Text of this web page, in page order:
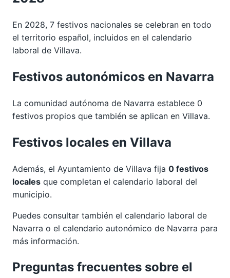
En 2028, 7 festivos nacionales se celebran en todo
el territorio español, incluidos en el calendario
laboral de Villava.
Festivos autonómicos en Navarra
La comunidad autónoma de Navarra establece 0
festivos propios que también se aplican en Villava.
Festivos locales en Villava
Además, el Ayuntamiento de Villava fija 0 festivos
locales que completan el calendario laboral del
municipio.
Puedes consultar también el calendario laboral de
Navarra o el calendario autonómico de Navarra para
más información.
Preguntas frecuentes sobre el